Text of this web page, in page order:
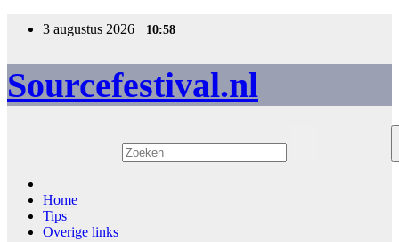
naar
inhoud
3 augustus 2026 10:58
Sourcefestival.nl
Home
Tips
Overige links